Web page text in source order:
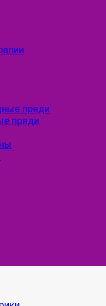
пряди
пряди